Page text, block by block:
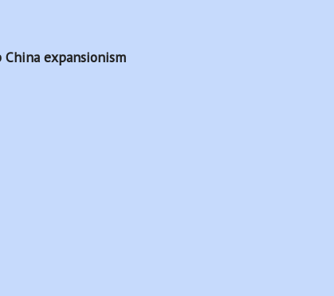
expansionism